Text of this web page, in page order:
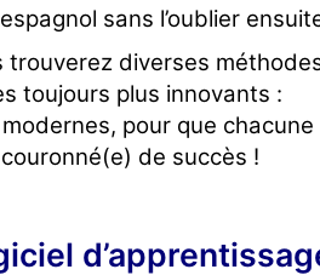
sans l’oublier
diverses
toujours plus innovants :
pour que
de succès !